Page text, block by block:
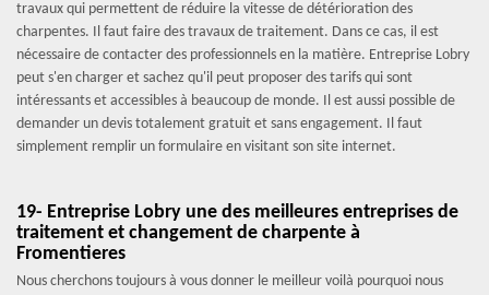
travaux qui permettent de réduire la vitesse de détérioration des
charpentes. Il faut faire des travaux de traitement. Dans ce cas, il est
nécessaire de contacter des professionnels en la matière. Entreprise Lobry
peut s'en charger et sachez qu'il peut proposer des tarifs qui sont
intéressants et accessibles à beaucoup de monde. Il est aussi possible de
demander un devis totalement gratuit et sans engagement. Il faut
simplement remplir un formulaire en visitant son site internet.
19- Entreprise Lobry une des meilleures entreprises de
traitement et changement de charpente à
Fromentieres
Nous cherchons toujours à vous donner le meilleur voilà pourquoi nous